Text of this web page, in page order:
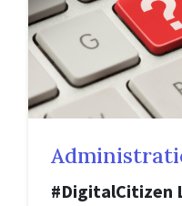
#DigitalCitizen